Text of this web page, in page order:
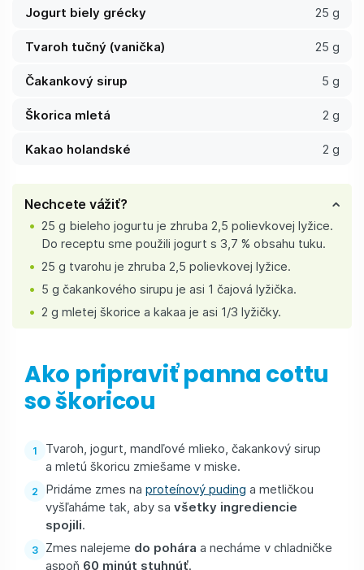
Jogurt biely grécky 25 g
Tvaroh tučný (vanička) 25 g
Čakankový sirup 5 g
Škorica mletá 2 g
Kakao holandské 2 g
Nechcete vážiť?
25 g bieleho jogurtu je zhruba 2,5 polievkovej lyžice.
Do receptu sme použili jogurt s 3,7 % obsahu tuku.
25 g tvarohu je zhruba 2,5 polievkovej lyžice.
5 g čakankového sirupu je asi 1 čajová lyžička.
2 g mletej škorice a kakaa je asi 1/3 lyžičky.
Ako pripraviť panna cottu
so škoricou
Tvaroh, jogurt, mandľové mlieko, čakankový sirup
a mletú škoricu zmiešame v miske.
Pridáme zmes na proteínový puding a metličkou
vyšľaháme tak, aby sa všetky ingrediencie
spojili.
Zmes nalejeme do pohára a necháme v chladničke
aspoň 60 minút stuhnúť.